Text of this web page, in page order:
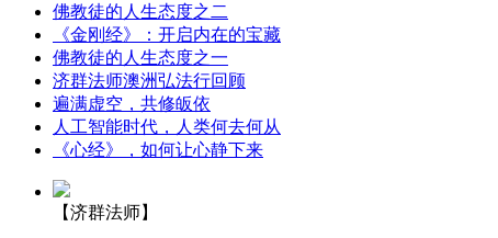
佛教徒的人生态度之二
《金刚经》：开启内在的宝藏
佛教徒的人生态度之一
济群法师澳洲弘法行回顾
遍满虚空，共修皈依
人工智能时代，人类何去何从
《心经》，如何让心静下来
【济群法师】